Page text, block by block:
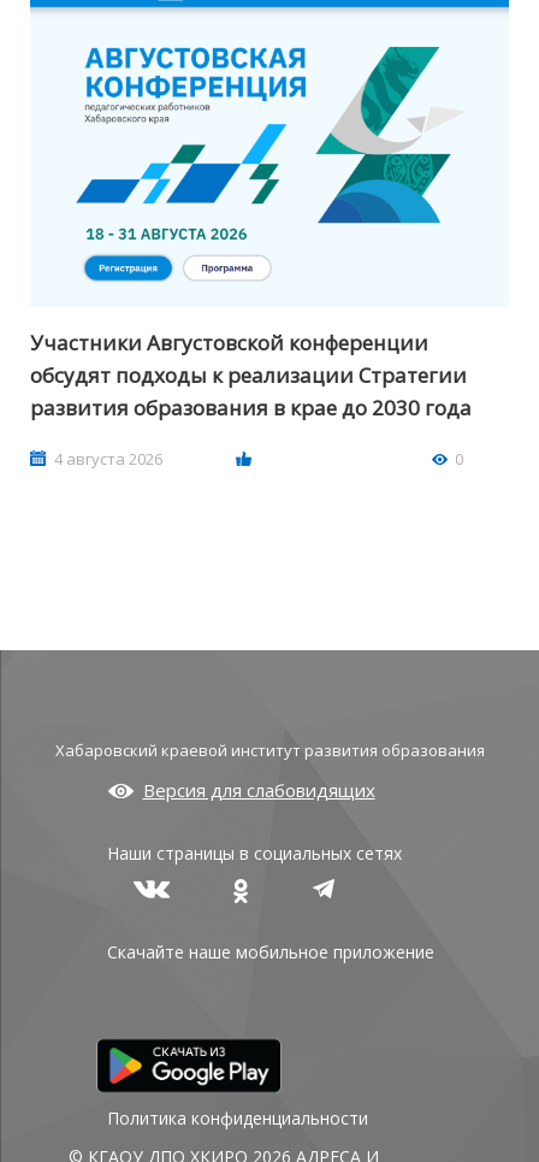
Участники Августовской конференции
обсудят подходы к реализации Стратегии
развития образования в крае до 2030 года
4 августа 2026 0
Хабаровский краевой институт развития образования
Версия для слабовидящих
Наши страницы в социальных сетях
Скачайте наше мобильное приложение
Политика конфиденциальности
© КГАОУ ДПО ХКИРО 2026 АДРЕСА И